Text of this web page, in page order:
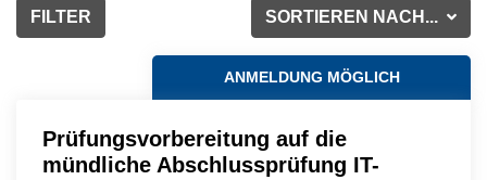
SORTIEREN NACH...
FILTER
ANMELDUNG MÖGLICH
Prüfungsvorbereitung auf die
mündliche Abschlussprüfung IT-